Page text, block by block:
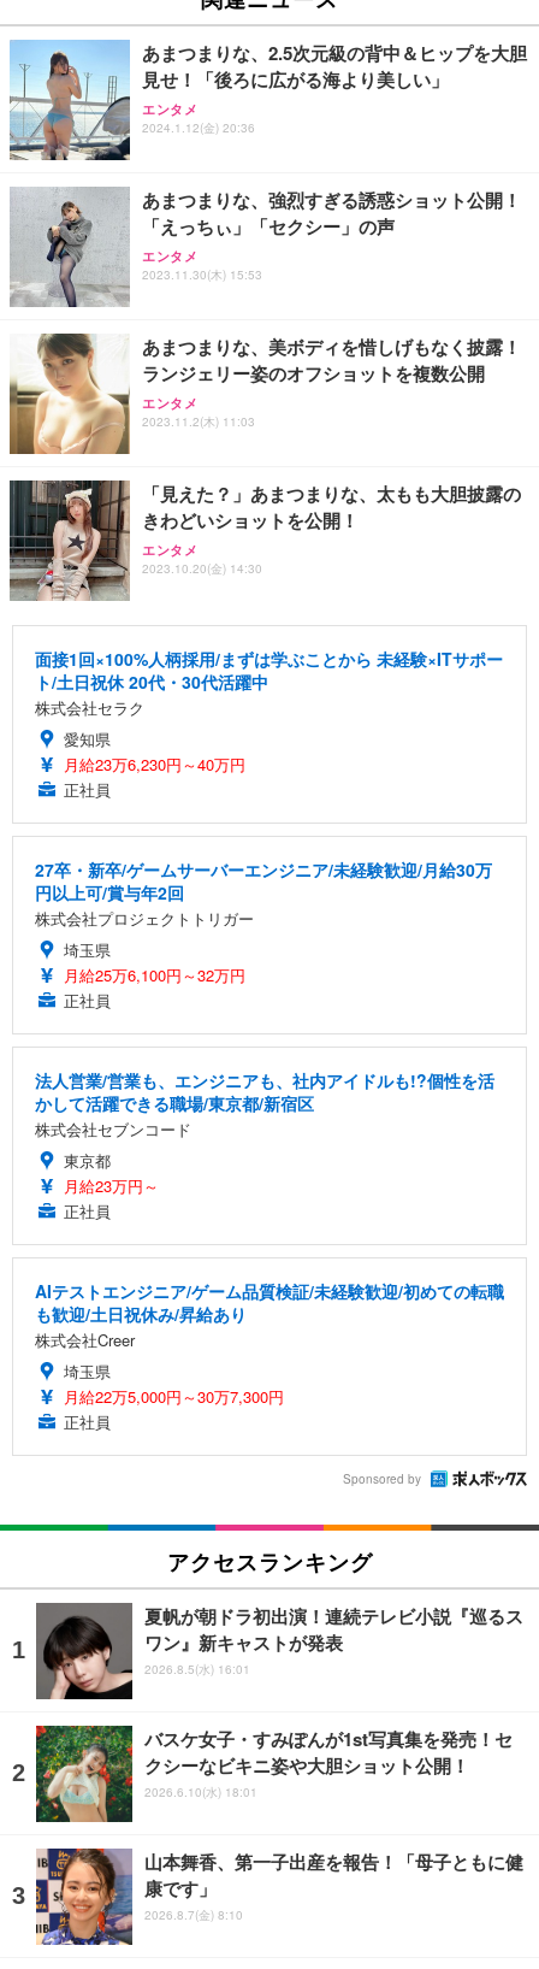
あまつまりな、2.5次元級の背中＆ヒップを大胆
見せ！「後ろに広がる海より美しい」
エンタメ
2024.1.12(金) 20:36
あまつまりな、強烈すぎる誘惑ショット公開！
「えっちぃ」「セクシー」の声
エンタメ
2023.11.30(木) 15:53
あまつまりな、美ボディを惜しげもなく披露！
ランジェリー姿のオフショットを複数公開
エンタメ
2023.11.2(木) 11:03
「見えた？」あまつまりな、太もも大胆披露の
きわどいショットを公開！
エンタメ
2023.10.20(金) 14:30
面接1回×100%人柄採用/まずは学ぶことから 未経験×ITサポー
ト/土日祝休 20代・30代活躍中
株式会社セラク
愛知県
月給23万6,230円～40万円
正社員
27卒・新卒/ゲームサーバーエンジニア/未経験歓迎/月給30万
円以上可/賞与年2回
株式会社プロジェクトトリガー
埼玉県
月給25万6,100円～32万円
正社員
法人営業/営業も、エンジニアも、社内アイドルも!?個性を活
かして活躍できる職場/東京都/新宿区
株式会社セブンコード
東京都
月給23万円～
正社員
AIテストエンジニア/ゲーム品質検証/未経験歓迎/初めての転職
も歓迎/土日祝休み/昇給あり
株式会社Creer
埼玉県
月給22万5,000円～30万7,300円
正社員
Sponsored by
アクセスランキング
夏帆が朝ドラ初出演！連続テレビ小説『巡るス
ワン』新キャストが発表
2026.8.5(水) 16:01
バスケ女子・すみぽんが1st写真集を発売！セ
クシーなビキニ姿や大胆ショット公開！
2026.6.10(水) 18:01
山本舞香、第一子出産を報告！「母子ともに健
康です」
2026.8.7(金) 8:10